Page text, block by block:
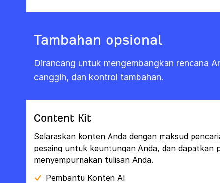
Tambahan opsional
Dirancang untuk mengembangkan rencana
canggih, dan kontrol tambahan.
Content Kit
Selaraskan konten Anda dengan maksud
pesaing untuk keuntungan Anda, dan dapatkan
menyempurnakan tulisan Anda.
Pembantu Konten AI